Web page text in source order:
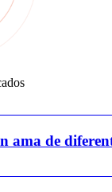
ama de